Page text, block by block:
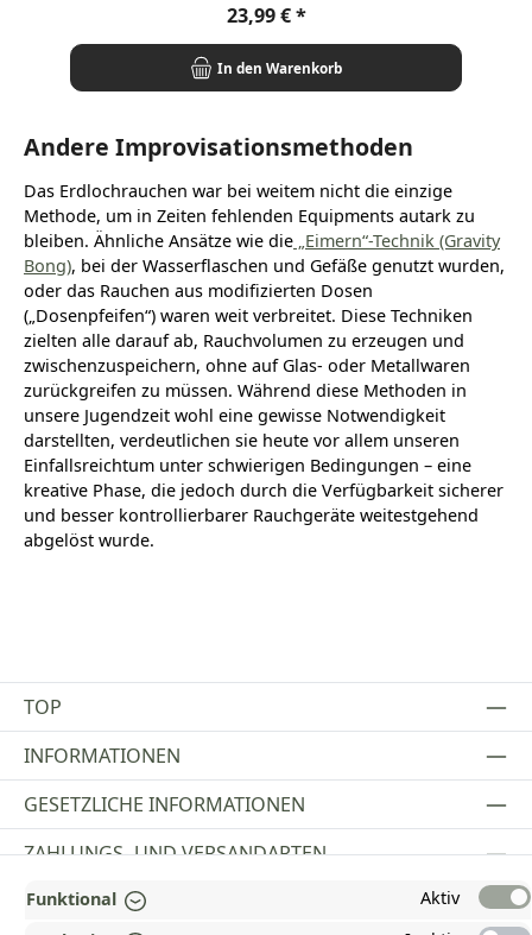
Regulärer Preis:
23,99 €
In den Warenkorb
Andere Improvisationsmethoden
Das Erdlochrauchen war bei weitem nicht die einzige
Methode, um in Zeiten fehlenden Equipments autark zu
bleiben. Ähnliche Ansätze wie die „Eimern“-Technik (Gravity
Bong), bei der Wasserflaschen und Gefäße genutzt wurden,
oder das Rauchen aus modifizierten Dosen
(„Dosenpfeifen“) waren weit verbreitet. Diese Techniken
zielten alle darauf ab, Rauchvolumen zu erzeugen und
zwischenzuspeichern, ohne auf Glas- oder Metallwaren
zurückgreifen zu müssen. Während diese Methoden in
unsere Jugendzeit wohl eine gewisse Notwendigkeit
darstellten, verdeutlichen sie heute vor allem unseren
Einfallsreichtum unter schwierigen Bedingungen – eine
kreative Phase, die jedoch durch die Verfügbarkeit sicherer
und besser kontrollierbarer Rauchgeräte weitestgehend
abgelöst wurde.
TOP
INFORMATIONEN
GESETZLICHE INFORMATIONEN
ZAHLUNGS- UND VERSANDARTEN
AUSGEZEICHNET UND ZERTIFIZIERT!
Funktional
Aktiv